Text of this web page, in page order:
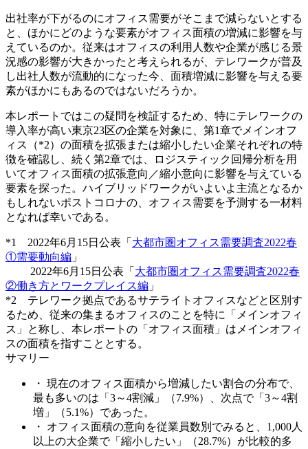
出社率が下がるのにオフィス需要がそこまで減らないとする
と、ほかにどのような要素がオフィス面積の増減に影響を与
えているのか。従来はオフィスの利用人数や企業が感じる景
況感の影響が大きかったと考えられるが、テレワークが普及
し出社人数が流動的になった今、面積増減に影響を与える要
素がほかにもあるのではないだろうか。
本レポートではこの疑問を検証するため、特にテレワークの
導入率が高い東京23区の企業を対象に、第1章でメインオフ
ィス（*2）の面積を拡張または縮小したい企業それぞれの特
徴を確認し、続く第2章では、ロジスティック回帰分析を用
いてオフィス面積の拡張意向／縮小意向に影響を与えている
要素を探った。ハイブリッドワークがいよいよ主流となるか
もしれないポストコロナの、オフィス需要を予測する一材料
となれば幸いである。
*1 2022年6月15日公表「 大都市圏オフィス需要調査2022春
①需要動向編 」
2022年6月15日公表「 大都市圏オフィス需要調査2022春
②働き方とワークプレイス編 」
*2 テレワーク拠点であるサテライトオフィスなどと区別す
るため、従来の集まるオフィスのことを特に「メインオフィ
ス」と称し、本レポートの「オフィス面積」はメインオフィ
スの面積を指すこととする。
サマリー
・ 現在のオフィス面積から増減したい割合の分布で、
最も多いのは「3～4割減」（7.9%）、次点で「3～4割
増」（5.1%）であった。
・ オフィス面積の意向を従業員数別でみると、1,000人
以上の大企業で「縮小したい」（28.7%）が比較的多